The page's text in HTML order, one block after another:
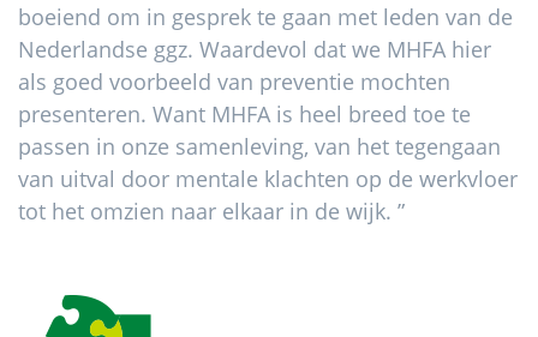
boeiend om in gesprek te gaan met leden van de
Nederlandse ggz. Waardevol dat we MHFA hier
als goed voorbeeld van preventie mochten
presenteren. Want MHFA is heel breed toe te
passen in onze samenleving, van het tegengaan
van uitval door mentale klachten op de werkvloer
tot het omzien naar elkaar in de wijk. ”
Footer